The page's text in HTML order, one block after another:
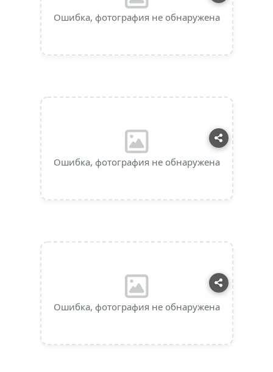
Ошибка, фотография не обнаружена
Ошибка, фотография не обнаружена
Ошибка, фотография не обнаружена